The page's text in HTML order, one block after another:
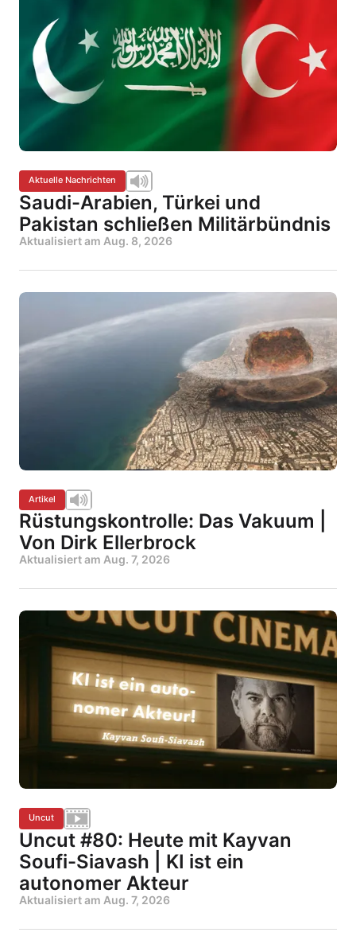
Aktuelle Nachrichten
Saudi-Arabien, Türkei und
Pakistan schließen Militärbündnis
Aktualisiert am Aug. 8, 2026
Artikel
Rüstungskontrolle: Das Vakuum |
Von Dirk Ellerbrock
Aktualisiert am Aug. 7, 2026
Uncut
Uncut #80: Heute mit Kayvan
Soufi-Siavash | KI ist ein
autonomer Akteur
Aktualisiert am Aug. 7, 2026